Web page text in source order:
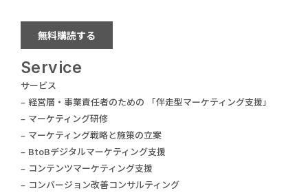
Service
サービス
– 経営層・事業責任者のための 「伴走型マーケティング支援」
– マーケティング研修
– マーケティング戦略と施策の立案
– BtoBデジタルマーケティング支援
– コンテンツマーケティング支援
– コンバージョン改善コンサルティング